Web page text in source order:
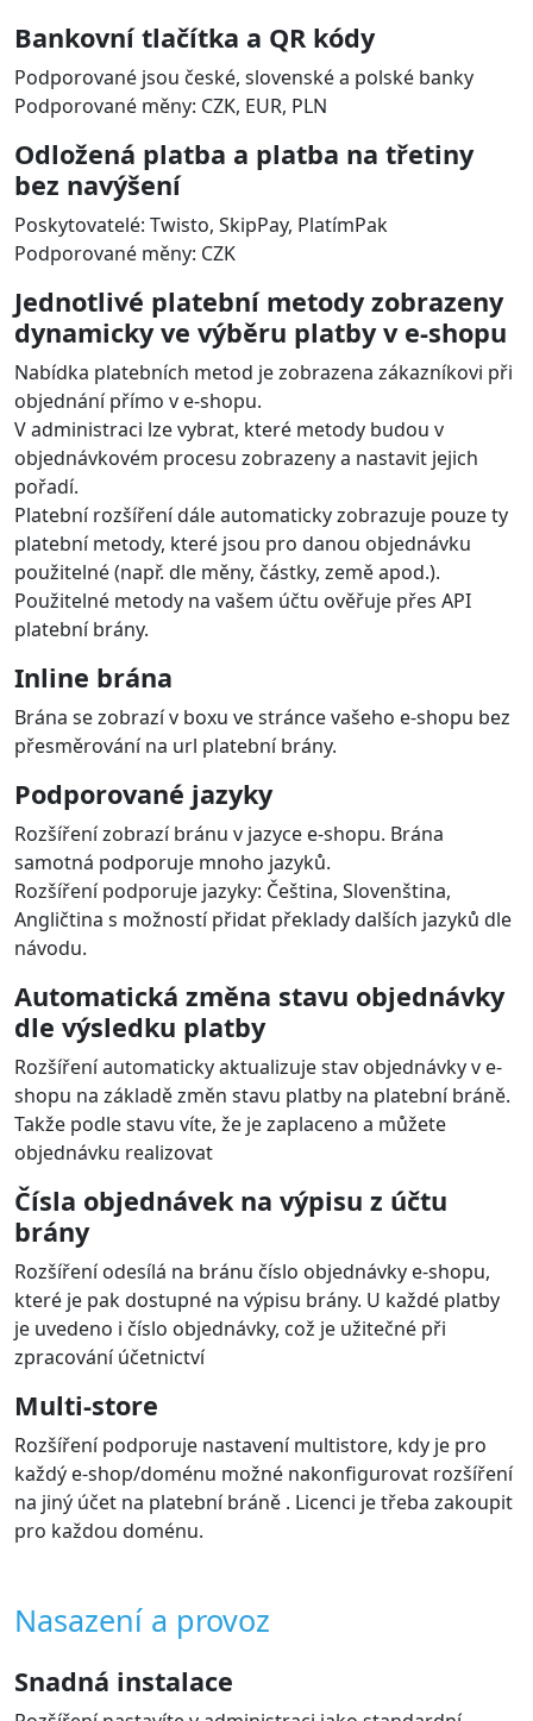
Funkce platebního rozšíření
Comgate proMagento / Adobe
Commerce
Platba kartou, Apple Pay, Google Pay
Podporované značky platebních karet: VISA, VISA
Electron, MasterCard
Podporované měny: CZK, EUR, PLN, HUF, GBP, USD,
RON, BGN a další
Bankovní tlačítka a QR kódy
Podporované jsou české, slovenské a polské banky
Podporované měny: CZK, EUR, PLN
Odložená platba a platba na třetiny
bez navýšení
Poskytovatelé: Twisto, SkipPay, PlatímPak
Podporované měny: CZK
Jednotlivé platební metody zobrazeny
dynamicky ve výběru platby v e-shopu
Nabídka platebních metod je zobrazena zákazníkovi při
objednání přímo v e-shopu.
objednávkovém procesu zobrazeny a nastavit jejich
pořadí.
Platební rozšíření dále automaticky zobrazuje pouze ty
platební metody, které jsou pro danou objednávku
použitelné (např. dle měny, částky, země apod.).
Použitelné metody na vašem účtu ověřuje přes API
platební brány.
Inline brána
Brána se zobrazí v boxu ve stránce vašeho e-shopu bez
přesměrování na url platební brány.
Podporované jazyky
Rozšíření zobrazí bránu v jazyce e-shopu. Brána
samotná podporuje mnoho jazyků.
Angličtina s možností přidat překlady dalších jazyků dle
návodu.
Automatická změna stavu objednávky
Rozšíření automaticky aktualizuje stav objednávky v e-
shopu na základě změn stavu platby na platební bráně.
objednávku realizovat